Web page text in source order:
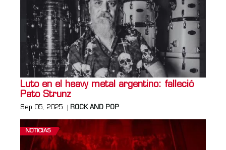
Luto en el heavy metal argentino: falleció
Pato Strunz
Sep 05, 2025 ROCK AND POP
NOTICIAS